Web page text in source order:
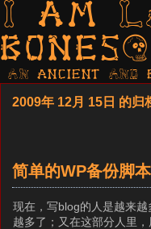
I am
bones?
AN ancient AND
2009年 12月 15日 的归
简单的WP备份脚本
现在，写blog的人是越来
越多了；又在这部分人里，